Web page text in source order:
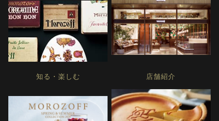
知る・楽しむ 店舗紹介